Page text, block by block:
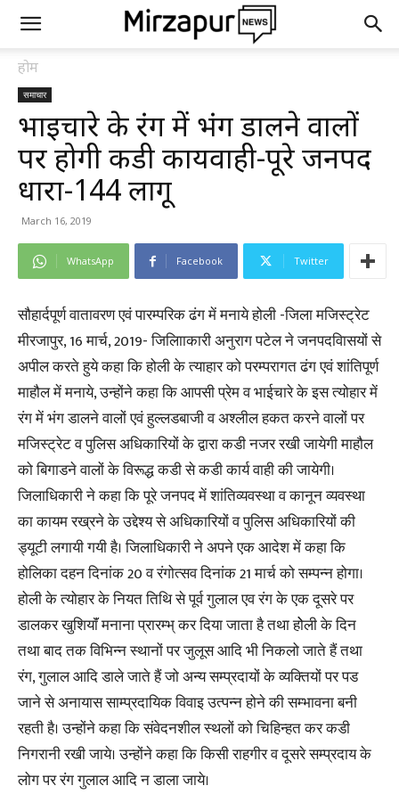
होम
समाचार
भाईचारे के रंग में भंग डालने वालों
पर होगी कडी कार्यवाही-पूरे जनपद
धारा-144 लागू
March 16, 2019
WhatsApp Facebook Twitter
सौहार्दपूर्ण वातावरण एवं पारम्परिक ढंग में मनाये होली -जिला मजिस्ट्रेट
मीरजापुर, 16 मार्च, 2019- जिलाािकारी अनुराग पटेल ने जनपदवािसयों से
अपील करते हुये कहा कि होली के त्याहार को परम्परागत ढंग एवं शांतिपूर्ण
माहौल में मनाये, उन्होंने कहा कि आपसी प्रेम व भाईचारे के इस त्योहार में
रंग में भंग डालने वालों एवं हुल्लडबाजी व अश्लील हकत करने वालों पर
मजिस्ट्रेट व पुलिस अधिकारियों के द्वारा कडी नजर रखी जायेगी माहौल
को बिगाडने वालों के विरूद्ध कडी से कडी कार्य वाही की जायेगी।
जिलाधिकारी ने कहा कि पूरे जनपद में शांतिव्यवस्था व कानून व्यवस्था
का कायम रख्रने के उद्देश्य से अधिकारियों व पुलिस अधिकारियों की
ड्यूटी लगायी गयी है। जिलाधिकारी ने अपने एक आदेश में कहा कि
होलिका दहन दिनांक 20 व रंगोत्सव दिनांक 21 मार्च को सम्पन्न होगा।
होली के त्योहार के नियत तिथि से पूर्व गुलाल एव रंग के एक दूसरे पर
डालकर खुशियाॅं मनाना प्रारम्भ् कर दिया जाता है तथा होेली के दिन
तथा बाद तक विभिन्न स्थानों पर जुलूस आदि भी निकलो जाते हैं तथा
रंग, गुलाल आदि डाले जाते हैं जो अन्य सम्प्रदायों के व्यक्तियों पर पड
जाने से अनायास साम्प्रदायिक विवाइ उत्पन्न होने की सम्भावना बनी
रहती है। उन्होंने कहा कि संवेदनशील स्थलों को चिहिन्हत कर कडी
निगरानी रखी जाये। उन्होंने कहा कि किसी राहगीर व दूसरे सम्प्रदाय के
लोग पर रंग गुलाल आदि न डाला जाये।